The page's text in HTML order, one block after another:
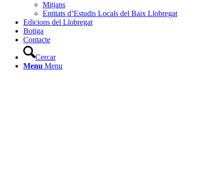
Mitjans
Entitats d’Estudis Locals del Baix Llobregat
Edicions del Llobregat
Botiga
Contacte
Cercar
Menu Menu